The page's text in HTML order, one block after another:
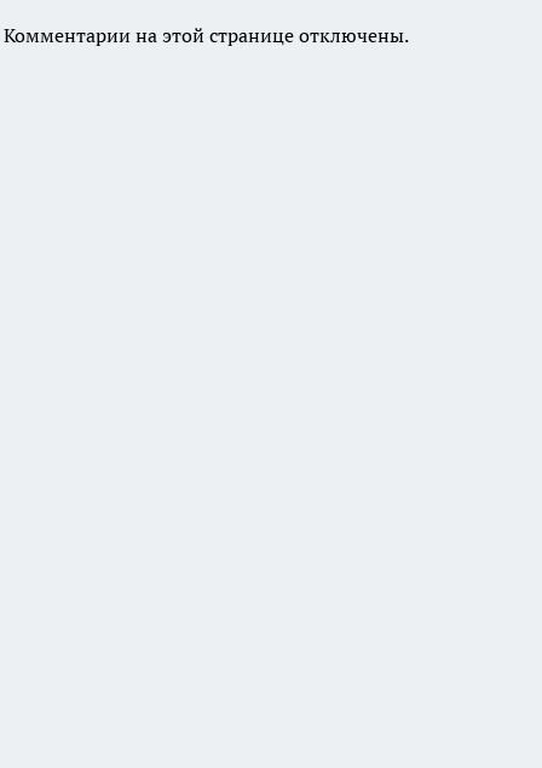
Комментарии на этой странице отключены.